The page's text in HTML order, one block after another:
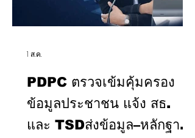
PDPC ตรวจเข้มคุ้มครอง
ข้อมูลประชาชน แจ้ง สธ.
และ TSDส่งข้อมูล–หลักฐาน
1 ส.ค.